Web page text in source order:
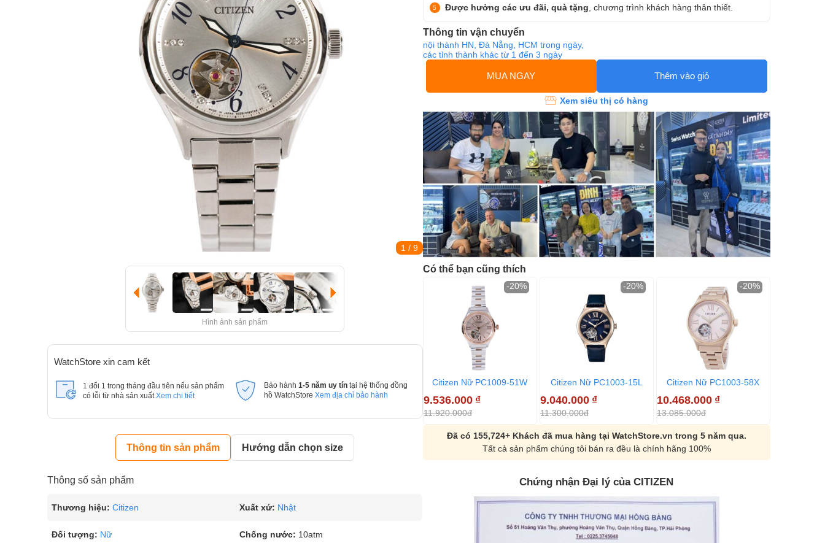
1 / 9
Hình ảnh sản phẩm
WatchStore xin cam kết
1 đổi 1 trong tháng đầu tiên nếu sản phẩm
có lỗi từ nhà sản xuất. Xem chi tiết
Bảo hành 1-5 năm uy tín tại hệ thống đồng
hồ WatchStore Xem địa chỉ bảo hành
Thông tin sản phẩm Hướng dẫn chọn size
Thông số sản phẩm
Thương hiệu: Citizen Xuất xứ: Nhật
Đối tượng: Nữ Chống nước: 10atm
Được hưởng các ưu đãi, quà tặng , chương trình khách hàng thân thiết.
Thông tin vận chuyển
nội thành HN, Đà Nẵng, HCM trong ngày,
các tỉnh thành khác từ 1 đến 3 ngày
MUA NGAY Thêm vào giỏ
Xem siêu thị có hàng
Có thể bạn cũng thích
Citizen Nữ PC1009-51W
9.536.000 ₫
11.920.000đ
-20%
Citizen Nữ PC1003-15L
9.040.000 ₫
11.300.000đ
-20%
Citizen Nữ PC1003-58X
10.468.000 ₫
13.085.000đ
-20%
Đã có 155,724+ Khách đã mua hàng tại WatchStore.vn trong 5 năm qua.
Tất cả sản phẩm chúng tôi bán ra đều là chính hãng 100%
Chứng nhận Đại lý của CITIZEN